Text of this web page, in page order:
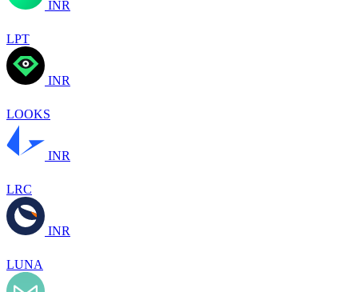
INR
LPT
INR
LOOKS
INR
LRC
INR
LUNA